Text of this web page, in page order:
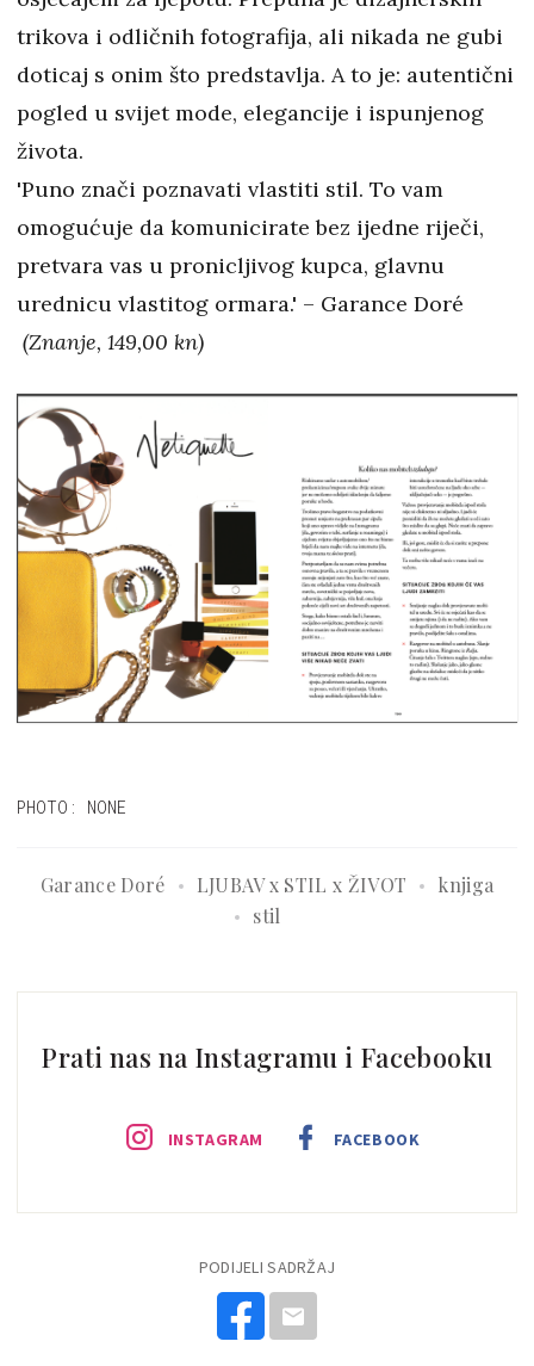
trikova i odličnih fotografija, ali nikada ne gubi
doticaj s onim što predstavlja. A to je: autentični
pogled u svijet mode, elegancije i ispunjenog
života.
'Puno znači poznavati vlastiti stil. To vam
omogućuje da komunicirate bez ijedne riječi,
pretvara vas u pronicljivog kupca, glavnu
urednicu vlastitog ormara.' – Garance Doré
(Znanje, 149,00 kn)
PHOTO: NONE
Garance Doré LJUBAV x STIL x ŽIVOT
knjiga
stil
Prati nas na Instagramu i Facebooku
INSTAGRAM FACEBOOK
PODIJELI SADRŽAJ